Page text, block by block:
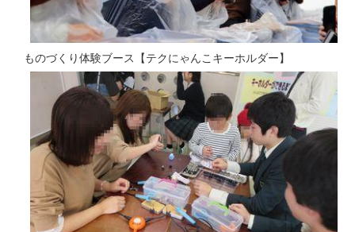
ものづくり体験ブース【テクにゃんこキーホルダー】